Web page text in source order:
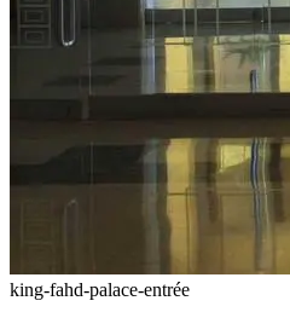
king-fahd-palace-entrée